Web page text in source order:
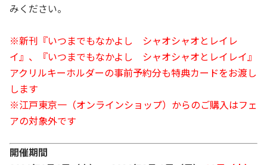
みください。
※新刊『いつまでもなかよし シャオシャオとレイレ
イ』、『いつまでもなかよし シャオシャオとレイレイ』
アクリルキーホルダーの事前予約分も特典カードをお渡し
します
※江戸東京一（オンラインショップ）からのご購入はフェ
アの対象外です
開催期間